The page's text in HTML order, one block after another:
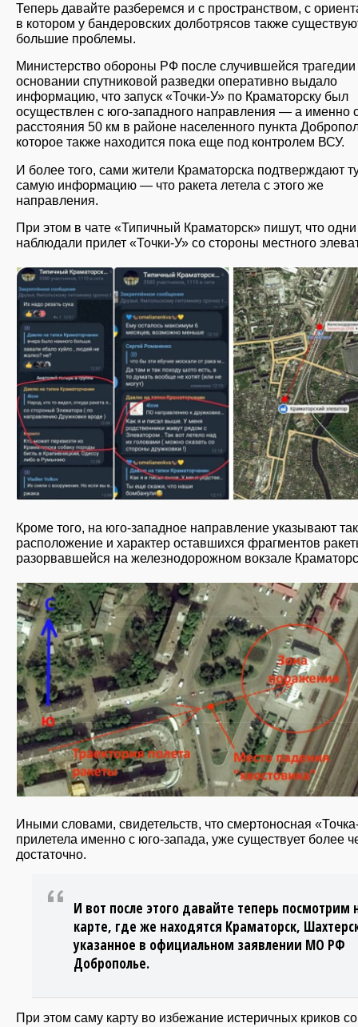
Теперь давайте разберемся и с пространством, с
в котором у бандеровских долботрясов также
большие проблемы.
Министерство обороны РФ после случившейся трагедии
основании спутниковой разведки оперативно выдало
информацию, что запуск «Точки-У» по Краматорску был
осуществлен с юго-западного направления — а именно
расстояния 50 км в районе населенного пункта
которое также находится пока еще под контролем ВСУ.
И более того, сами жители Краматорска подтверждают
самую информацию — что ракета летела с этого же
направления.
При этом в чате «Типичный Краматорск» пишут, что одни
наблюдали прилет «Точки-У» со стороны местного
slayd4_118.jpg
Кроме того, на юго-западное направление указывают
расположение и характер оставшихся фрагментов
разорвавшейся на железнодорожном вокзале
slayd5_116.jpg
Иными словами, свидетельств, что смертоносная
прилетела именно с юго-запада, уже существует более
достаточно.
И вот после этого давайте теперь посмотрим
карте, где же находятся Краматорск,
указанное в официальном заявлении МО РФ
Доброполье.
При этом саму карту во избежание истеричных криков со